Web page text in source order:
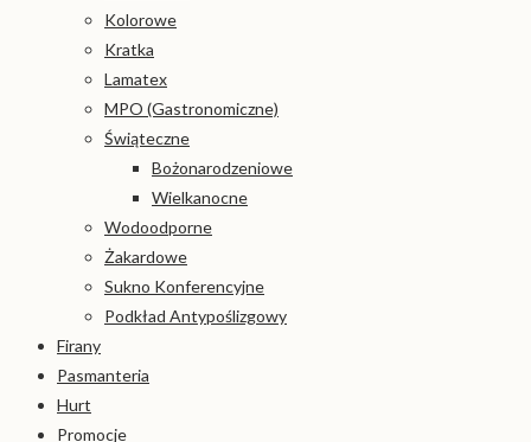
Kolorowe
Kratka
Lamatex
MPO (Gastronomiczne)
Świąteczne
Bożonarodzeniowe
Wielkanocne
Wodoodporne
Żakardowe
Sukno Konferencyjne
Podkład Antypoślizgowy
Firany
Pasmanteria
Hurt
Promocje